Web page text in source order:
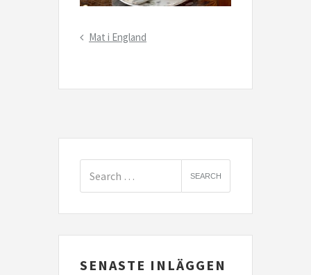
Inläggsnavigering
Previous
Mat i England
SENASTE INLÄGGEN